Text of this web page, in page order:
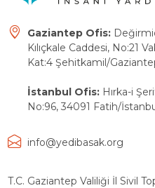
Gaziantep Ofis:
Kılıçkale Caddesi, No:21
Kat:4 Şehitkamil/
İstanbul Ofis:Hırka-i
No:96, 34091 Fatih/
info@yedibasak.org
T.C. Gaziantep Valiliği İl Sivil